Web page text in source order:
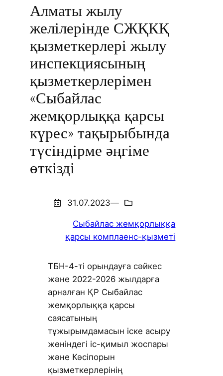
Алматы жылу
желілерінде СЖҚКҚ
қызметкерлері жылу
инспекциясының
қызметкерлерімен
«Сыбайлас
жемқорлыққа қарсы
күрес» тақырыбында
түсіндірме әңгіме
өткізді
31.07.2023—
Сыбайлас жемқорлыққа
қарсы комплаенс-қызметі
ТБН-4-ті орындауға сәйкес
және 2022-2026 жылдарға
арналған ҚР Сыбайлас
жемқорлыққа қарсы
саясатының
тұжырымдамасын іске асыру
жөніндегі іс-қимыл жоспары
және Кәсіпорын
қызметкерлерінің